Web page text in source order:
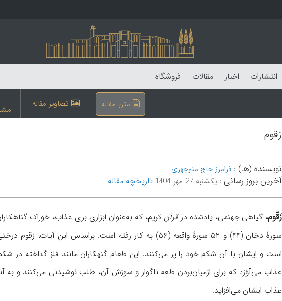
انتشارات اخبار مقالات فروشگاه
متن مقاله تصاویر مقاله
زقوم
نویسنده (ها) :فرامرز حاج منوچهری
آخرین بروز رسانی :یکشنبه 27 مهر 1404 تاریخچه مقاله
زَقّوم، گياهی جهنمی، يادشده درقرآن کريم، که به‌عنوان ابزاری برای عذاب، خوراک گناهکاران
سورۀ دخان (۴۴) و ۵۲ سورۀ واقعه (۵۶) به کار رفته است.
است و ايشان با آن شکم خود را پر می‌کنند. اين طعام گنهکاران مانند فلز گداخته
عذاب می‌آوَرَد که برای ازميان‌بردن طعم ناگوار و سوزش آن، طلب نوشيدنی می‌کنند و
عذاب ايشان می‌افزايد.